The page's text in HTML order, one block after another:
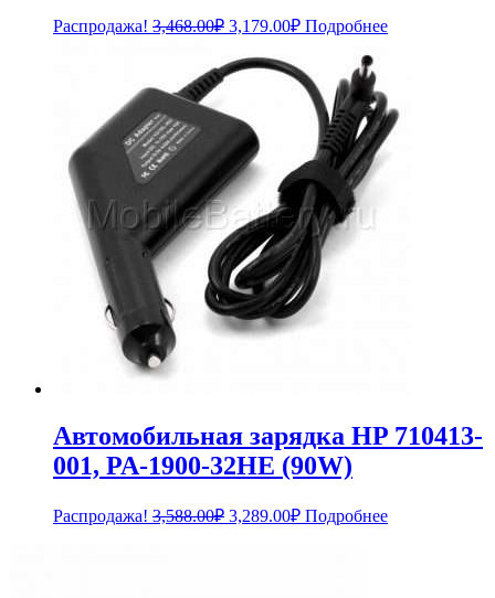
Распродажа! 3,468.00₽ Первоначальная
составляла
3,468.00₽.
3,179.00₽Текущая
3,179.00₽.
Подробнее
Автомобильная зарядка HP 710413-
001, PA-1900-32HE (90W)
Распродажа! 3,588.00₽ Первоначальная
3,289.00₽Текущая
цена:
Подробнее